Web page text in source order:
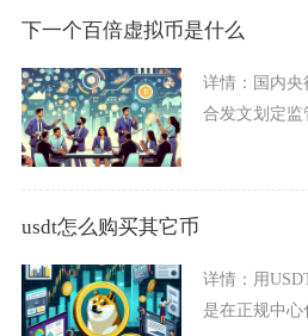
下一个百倍虚拟币是什么
详情： 国内
合发文划定监
usdt怎么购买其它币
详情： 用
是在正规中心